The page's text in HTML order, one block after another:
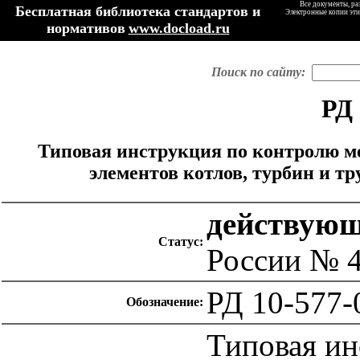
Бесплатная библиотека стандартов и
нормативов www.docload.ru
Все документы,
Электронные копии
Поиск по сайту:
РД
Типовая инструкция по контролю
элементов котлов, турбин и
Статус:
России №
Обозначение: РД 10-577-
Типовая